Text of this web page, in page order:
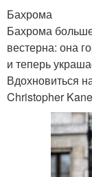
Бахрома
Бахрома
вестерна: она
и теперь
Вдохновиться
Christopher